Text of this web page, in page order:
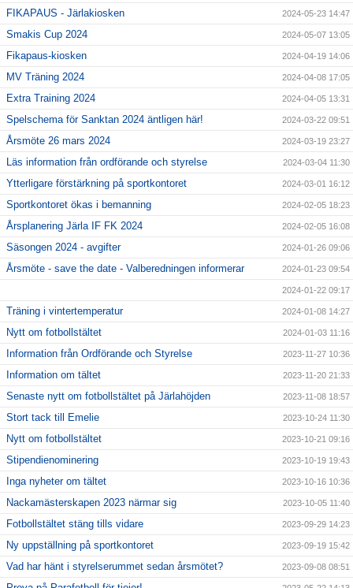
FIKAPAUS - Järlakiosken 2024-05-23 14:47
Smakis Cup 2024 2024-05-07 13:05
Fikapaus-kiosken 2024-04-19 14:06
MV Träning 2024 2024-04-08 17:05
Extra Training 2024 2024-04-05 13:31
Spelschema för Sanktan 2024 äntligen här! 2024-03-22 09:51
Årsmöte 26 mars 2024 2024-03-19 23:27
Läs information från ordförande och styrelse 2024-03-04 11:30
Ytterligare förstärkning på sportkontoret 2024-03-01 16:12
Sportkontoret ökas i bemanning 2024-02-05 18:23
Årsplanering Järla IF FK 2024 2024-02-05 16:08
Säsongen 2024 - avgifter 2024-01-26 09:06
Årsmöte - save the date - Valberedningen informerar 2024-01-23 09:54
2024-01-22 09:17
Träning i vintertemperatur 2024-01-08 14:27
Nytt om fotbollstältet 2024-01-03 11:16
Information från Ordförande och Styrelse 2023-11-27 10:36
Information om tältet 2023-11-20 21:33
Senaste nytt om fotbollstältet på Järlahöjden 2023-11-08 18:57
Stort tack till Emelie 2023-10-24 11:30
Nytt om fotbollstältet 2023-10-21 09:16
Stipendienominering 2023-10-19 19:43
Inga nyheter om tältet 2023-10-16 10:36
Nackamästerskapen 2023 närmar sig 2023-10-05 11:40
Fotbollstältet stäng tills vidare 2023-09-29 14:23
Ny uppställning på sportkontoret 2023-09-19 15:42
Vad har hänt i styrelserummet sedan årsmötet? 2023-09-08 08:51